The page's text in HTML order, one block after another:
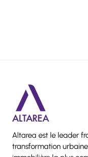
Altarea est le leader
transformation